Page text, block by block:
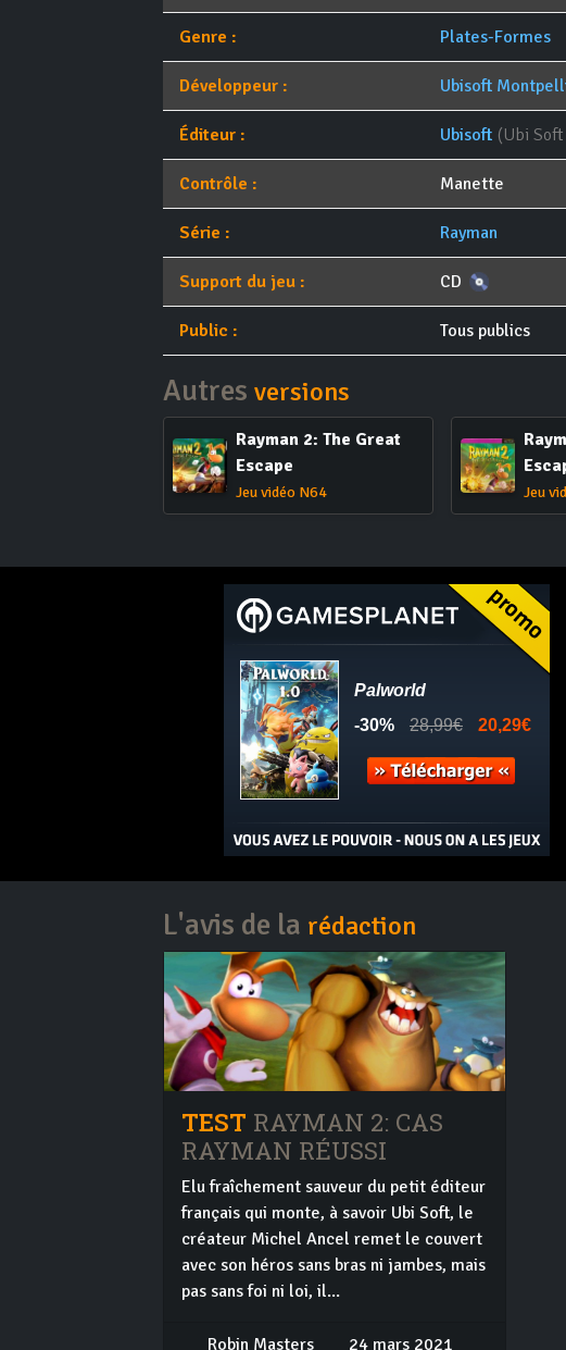
Genre : Plates-Formes
Développeur : Ubisoft
Éditeur : Ubisoft (Ubi
Contrôle : Manette
Série : Rayman
Support du jeu : CD
Public : Tous publics
Autres versions
Rayman 2: The Great
Escape
Jeu vidéo N64 Jeu
L'avis de la rédaction
TEST RAYMAN 2: CAS
RAYMAN RÉUSSI
Elu fraîchement sauveur du petit éditeur
français qui monte, à savoir Ubi Soft, le
créateur Michel Ancel remet le couvert
avec son héros sans bras ni jambes, mais
pas sans foi ni loi, il...
Robin Masters
24 mars 2021